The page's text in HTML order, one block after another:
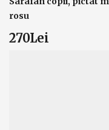
rosu
270Lei